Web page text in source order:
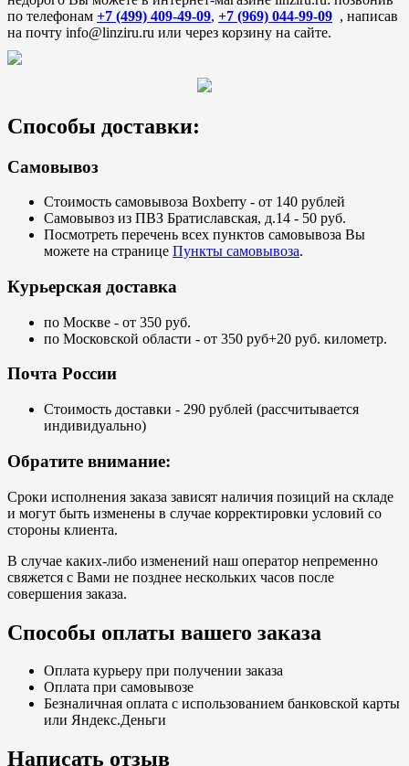
по телефонам +7 (499) 409-49-09, +7 (969) 044-99-09 , написав
на почту info@linziru.ru или через корзину на сайте.
Способы доставки:
Самовывоз
Стоимость самовывоза Boxberry - от 140 рублей
Самовывоз из ПВЗ Братиславская, д.14 - 50 руб.
Посмотреть перечень всех пунктов самовывоза Вы
можете на странице Пункты самовывоза.
Курьерская доставка
по Москве - от 350 руб.
по Московской области - от 350 руб+20 руб. километр.
Почта России
Стоимость доставки - 290 рублей (рассчитывается
индивидуально)
Обратите внимание:
Сроки исполнения заказа зависят наличия позиций на складе
и могут быть изменены в случае корректировки условий со
стороны клиента.
В случае каких-либо изменений наш оператор непременно
свяжется с Вами не позднее нескольких часов после
совершения заказа.
Способы оплаты вашего заказа
Оплата курьеру при получении заказа
Оплата при самовывозе
Безналичная оплата с использованием банковской карты
или Яндекс.Деньги
Написать отзыв